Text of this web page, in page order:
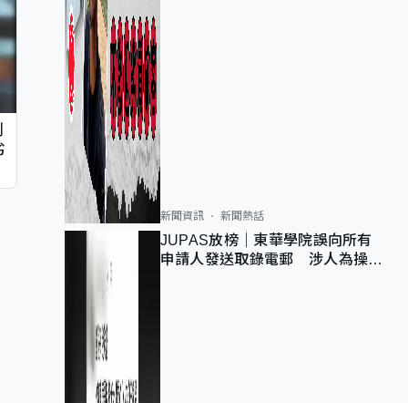
新聞資訊 新聞熱話
JUPAS放榜｜東華學院誤向所有
申請人發送取錄電郵 涉人為操作